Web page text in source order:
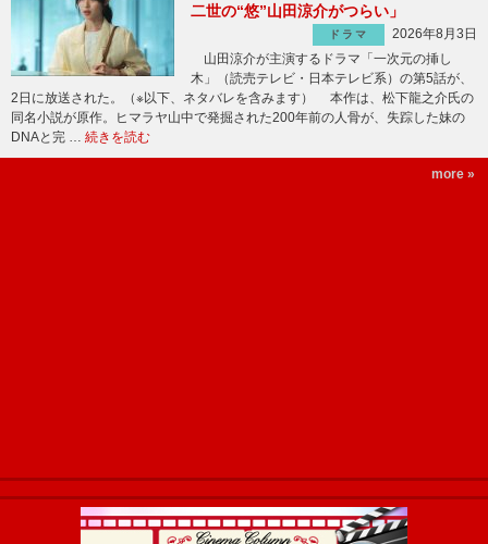
二世の“悠”山田涼介がつらい」
ドラマ
2026年8月3日
山田涼介が主演するドラマ「一次元の挿し
木」（読売テレビ・日本テレビ系）の第5話が、
2日に放送された。（※以下、ネタバレを含みます） 本作は、松下龍之介氏の
同名小説が原作。ヒマラヤ山中で発掘された200年前の人骨が、失踪した妹の
DNAと完 … 続きを読む
more »